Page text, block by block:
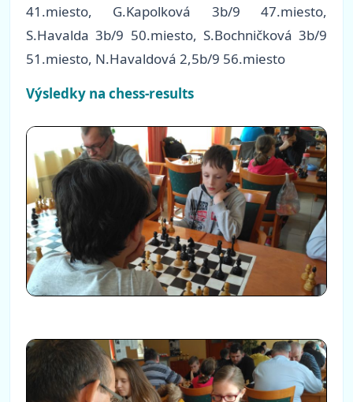
41.miesto, G.Kapolková 3b/9 47.miesto,
S.Havalda 3b/9 50.miesto, S.Bochničková 3b/9
51.miesto, N.Havaldová 2,5b/9 56.miesto
Výsledky na chess-results